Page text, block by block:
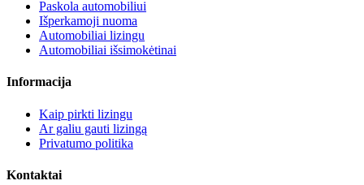
Paskola automobiliui
Išperkamoji nuoma
Automobiliai lizingu
Automobiliai išsimokėtinai
Informacija
Kaip pirkti lizingu
Ar galiu gauti lizingą
Privatumo politika
Kontaktai